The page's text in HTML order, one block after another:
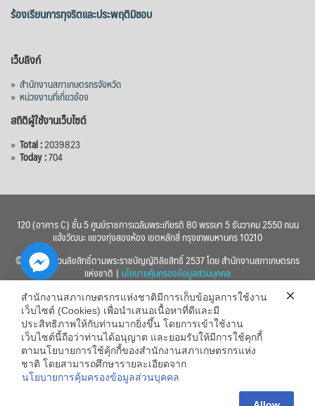
ร้องเรียนการทุจริตและประพฤติมิชอบ
เว็บลิงก์
» สำนักงานสภาเกษตรกรจังหวัด
» หน่วยงานที่เกี่ยวข้อง
สถิติผู้ใช้งานเว็บไซต์
» Total :2039823
» Today :704
120 (อาคาร C) ชั้น 5 ศูนย์ราชการเฉลิมพระเกียรติ 80 พรรษา 5 ธันวาคม 2550 ถนน
แจ้งวัฒนะ แขวงทุ่งสองห้อง เขตหลักสี่ กรุงเทพมหานคร 10210
© 2560 สงวนลิขสิทธิ์ตามพระราชบัญญัติลิขสิทธิ์ 2537 โดย สำนักงานสภาเกษตรกร
แห่งชาติ | นโยบายคุ้มครองข้อมูลส่วนบุคคล
สำนักงานสภาเกษตรกรแห่งชาติมีการเก็บข้อมูลการใช้งาน
เว็บไซต์ (Cookies) เพื่อนำเสนอเนื้อหาที่ดีและมี
ประสิทธิภาพให้กับท่านมากยิ่งขึ้น โดยการเข้าใช้งาน
เว็บไซต์นี้ถือว่าท่านได้อนุญาต และยอมรับให้มีการใช้คุกกี้
ตามนโยบายการใช้คุ้กกี้ของสำนักงานสภาเกษตรกรแห่ง
ชาติ โดยสามารถศึกษารายละเอียดจาก
นโยบายการคุ้มครองข้อมูลส่วนบุคคล
Hide
chaty